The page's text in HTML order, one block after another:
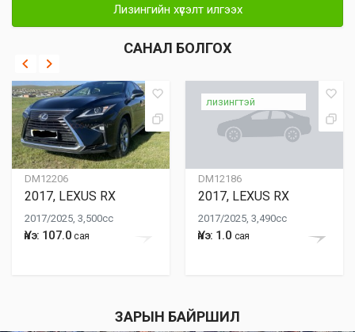
Лизингийн хүсэлт илгээх
САНАЛ БОЛГОХ
DM12206
2017, LEXUS RX
2017/2025, 3,500cc
Үнэ: 107.0 сая
DM12186
лизингтэй
2017, LEXUS RX
2017/2025, 3,490cc
Үнэ: 1.0 сая
ЗАРЫН БАЙРШИЛ